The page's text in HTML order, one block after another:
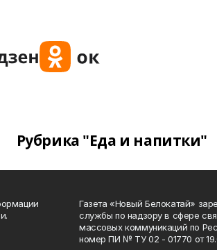
Рубрика "Еда и напитки"
Газета «Новый Белокатай»
службы по надзору в сфере
массовых коммуникаций по
номер ПИ № ТУ 02 - 01770 от